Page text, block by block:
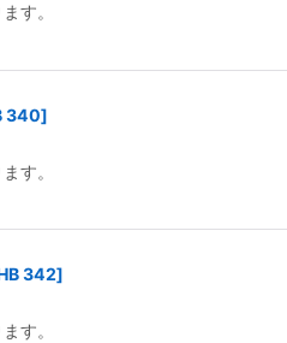
す。
340]
す。
342]
す。